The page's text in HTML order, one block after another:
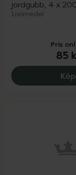
Protein
jordgubb, 4 x
Livsmedel
Pris
85
Köp